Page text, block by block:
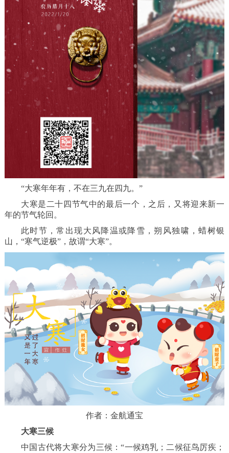
绿色北京 图说北京 视频北京
多语种
ENGLISH 한국어 日本語
DEUTSCH FRANÇAIS РУССКИЙ ЯЗЫК
ESPAÑOL العربية PORTUGUÊS
ITALIANO
“大寒年年有，不在三九在四九。”
大寒是二十四节气中的最后一个，之后，又将迎来新一
年的节气轮回。
此时节，常出现大风降温或降雪，朔风独啸，蜡树银
山，“寒气逆极”，故谓“大寒”。
作者：金航通宝
大寒三候
中国古代将大寒分为三候：“一候鸡乳；二候征鸟厉疾；